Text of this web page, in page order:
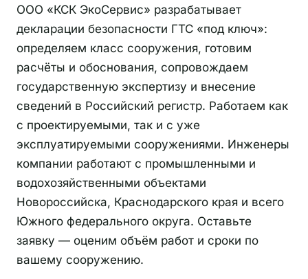
ООО «КСК ЭкоСервис» разрабатывает
декларации безопасности ГТС «под ключ»:
определяем класс сооружения, готовим
расчёты и обоснования, сопровождаем
государственную экспертизу и внесение
сведений в Российский регистр. Работаем как
с проектируемыми, так и с уже
эксплуатируемыми сооружениями. Инженеры
компании работают с промышленными и
водохозяйственными объектами
Новороссийска, Краснодарского края и всего
Южного федерального округа. Оставьте
заявку — оценим объём работ и сроки по
вашему сооружению.